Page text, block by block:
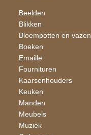
Beelden
Blikken
Bloempotten en vazen
Boeken
Emaille
Fournituren
Kaarsen​houders
Keuken
Manden
Meubels
Muziek